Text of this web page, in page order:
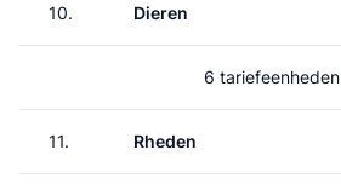
10. Dieren
6 tariefeenheden
11. Rheden